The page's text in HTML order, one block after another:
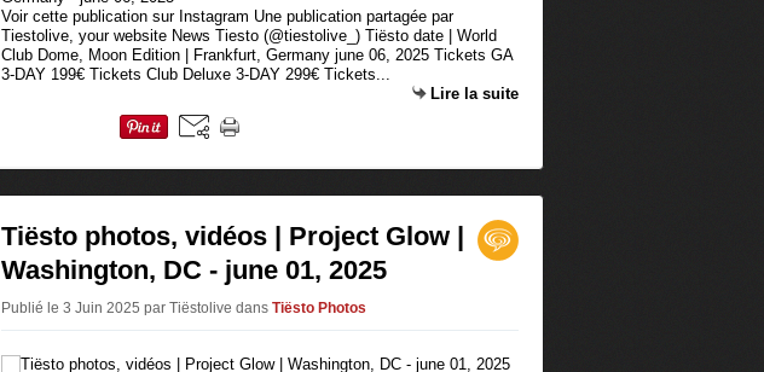
Voir cette publication sur Instagram Une publication partagée par
Tiestolive, your website News Tiesto (@tiestolive_) Tiësto date | World
Club Dome, Moon Edition | Frankfurt, Germany june 06, 2025 Tickets GA
3-DAY 199€ Tickets Club Deluxe 3-DAY 299€ Tickets...
Lire la suite
Tiësto photos, vidéos | Project Glow |
Washington, DC - june 01, 2025
Publié le 3 Juin 2025 par Tiëstolive dans Tiësto Photos